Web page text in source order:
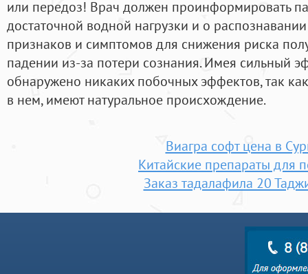
или передоз! Врач должен проинформировать
достаточной водной нагрузки и о
признаков и симптомов для снижения риска
падении из-за потери сознания. Имея сильный
обнаружено никаких побочных эффектов, так
в нем, имеют натуральное происхождение.
Виагра софт цена в
Китайские препараты для
Заказ тадалафила 20